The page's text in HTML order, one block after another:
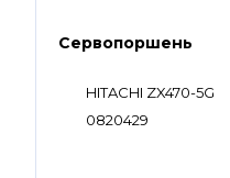
Сервопоршень
HITACHI ZX470-5G
0820429